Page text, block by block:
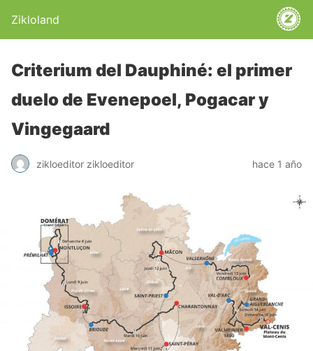
Zikloland
Criterium del Dauphiné: el primer
duelo de Evenepoel, Pogacar y
Vingegaard
zikloeditor zikloeditor hace 1 año